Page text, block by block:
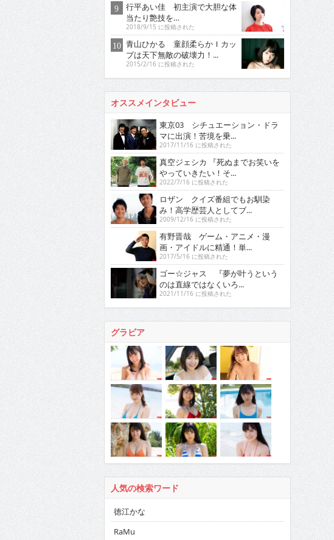
行平あい佳 初主演で大胆な体
当たり艶技を…
2018/9/15 に投稿された
青山ひかる 童顔柔らかＩカッ
プは天下無敵の破壊力！...
2015/2/16 に投稿された
オススメインタビュー
東京03 シチュエーション・ドラ
マに出演！苦境を乗...
2017/11/16 に投稿された
真空ジェシカ 『死ぬまでお笑いを
やっていきたい！そ...
2022/7/16 に投稿された
ロザン クイズ番組でもお馴染
み！高学歴芸人としてブ...
2009/12/16 に投稿された
有野晋哉 ゲーム・アニメ・漫
画・アイドルに精通！単...
2017/5/16 に投稿された
ゴー☆ジャス 『夢が叶うという
のは直線ではなくいろ...
2021/11/16 に投稿された
グラビア
人気の検索ワード
徳江かな
RaMu